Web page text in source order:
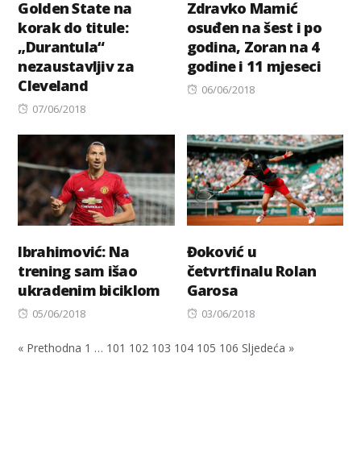
Golden State na
korak do titule:
„Durantula“
nezaustavljiv za
Cleveland
Posted
07/06/2018
Zdravko Mamić
osuđen na šest i po
godina, Zoran na 4
godine i 11 mjeseci
Posted
06/06/2018
Ibrahimović: Na
trening sam išao
ukradenim biciklom
Posted
05/06/2018
Đoković u
četvrtfinalu Rolan
Garosa
Posted
03/06/2018
« Prethodna 1 … 101 102 103 104 105 106 Sljedeća »